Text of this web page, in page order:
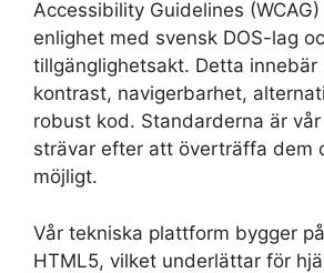
Accessibility Guidelines
enlighet med svensk DOS-lag
tillgänglighetsakt. Detta innebär
kontrast, navigerbarhet,
robust kod. Standarderna är
strävar efter att överträffa dem
möjligt.
Vår tekniska plattform bygger
HTML5, vilket underlättar för